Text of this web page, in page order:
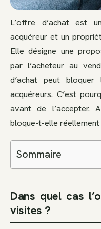
L’offre d’achat est
acquéreur et un
Elle désigne une
par l’acheteur au
d’achat peut
acquéreurs. C’est
avant de l’accepter.
bloque-t-elle
Sommaire
Dans quel cas
visites ?